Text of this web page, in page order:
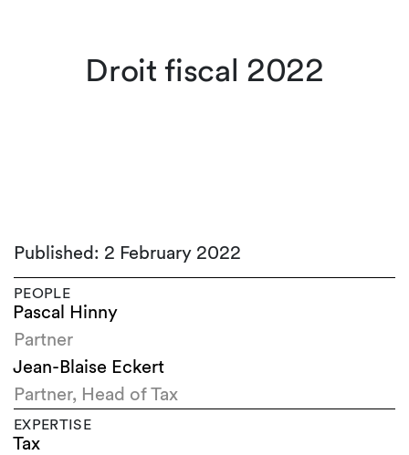
Droit fiscal 2022
Published: 2 February 2022
PEOPLE
Pascal Hinny
Partner
Jean-Blaise Eckert
Partner, Head of Tax
EXPERTISE
Tax